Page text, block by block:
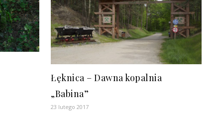
Łęknica – Dawna kopalnia
„Babina”
23 lutego 2017